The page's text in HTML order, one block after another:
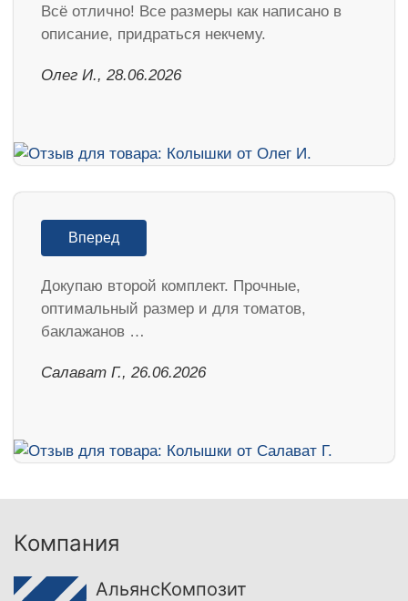
Всё отлично! Все размеры как написано в
описание, придраться некчему.
Олег И., 28.06.2026
Вперед
Докупаю второй комплект. Прочные,
оптимальный размер и для томатов,
баклажанов …
Салават Г., 26.06.2026
Компания
АльянсКомпозит